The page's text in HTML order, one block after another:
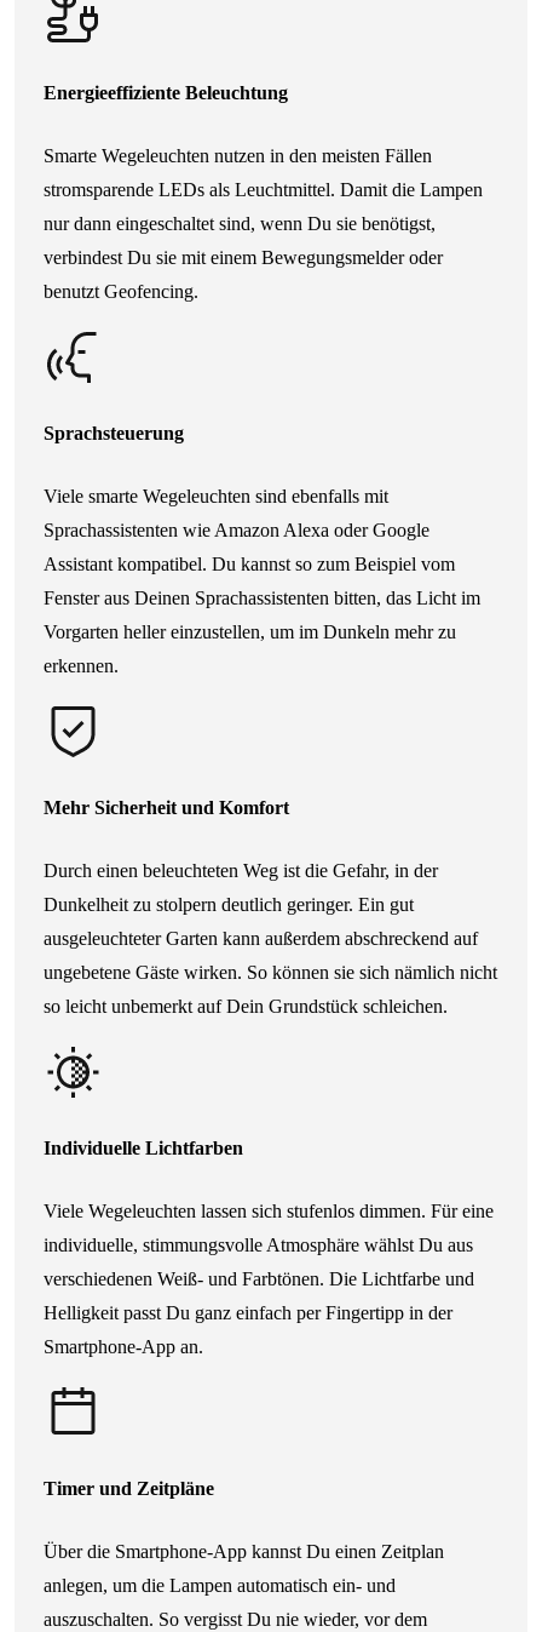
Energieeffiziente Beleuchtung
Smarte Wegeleuchten nutzen in den meisten Fällen
stromsparende LEDs als Leuchtmittel. Damit die Lampen
nur dann eingeschaltet sind, wenn Du sie benötigst,
verbindest Du sie mit einem Bewegungsmelder oder
benutzt Geofencing.
Sprachsteuerung
Viele smarte Wegeleuchten sind ebenfalls mit
Sprachassistenten wie Amazon Alexa oder Google
Assistant kompatibel. Du kannst so zum Beispiel vom
Fenster aus Deinen Sprachassistenten bitten, das Licht im
Vorgarten heller einzustellen, um im Dunkeln mehr zu
erkennen.
Mehr Sicherheit und Komfort
Durch einen beleuchteten Weg ist die Gefahr, in der
Dunkelheit zu stolpern deutlich geringer. Ein gut
ausgeleuchteter Garten kann außerdem abschreckend auf
ungebetene Gäste wirken. So können sie sich nämlich nicht
so leicht unbemerkt auf Dein Grundstück schleichen.
Individuelle Lichtfarben
Viele Wegeleuchten lassen sich stufenlos dimmen. Für eine
individuelle, stimmungsvolle Atmosphäre wählst Du aus
verschiedenen Weiß- und Farbtönen. Die Lichtfarbe und
Helligkeit passt Du ganz einfach per Fingertipp in der
Smartphone-App an.
Timer und Zeitpläne
Über die Smartphone-App kannst Du einen Zeitplan
anlegen, um die Lampen automatisch ein- und
auszuschalten. So vergisst Du nie wieder, vor dem